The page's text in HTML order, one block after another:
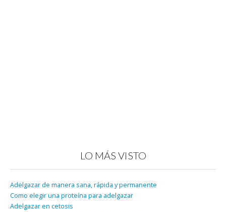
LO MÁS VISTO
Adelgazar de manera sana, rápida y permanente
Como elegir una proteína para adelgazar
Adelgazar en cetosis